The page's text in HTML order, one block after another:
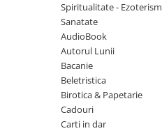
KidConnection
Minte Corp
New Illuminati Files
Numerologie
Paranormal
Parapsihologie
Spiritualitate - Ezoterism
Sanatate
AudioBook
Autorul Lunii
Bacanie
Beletristica
Birotica & Papetarie
Cadouri
Carti in dar